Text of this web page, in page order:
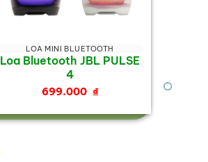
LOA MINI BLUETOOTH
Loa Bluetooth JBL PULSE
4
699.000 ₫